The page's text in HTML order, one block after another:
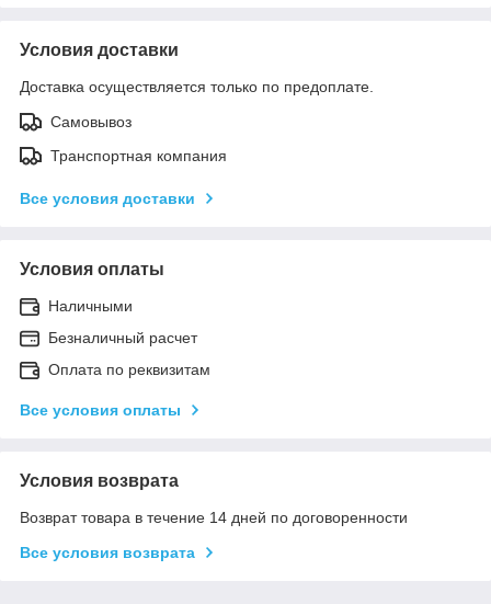
Условия доставки
Доставка осуществляется только по предоплате.
Самовывоз
Транспортная компания
Все условия доставки
Условия оплаты
Наличными
Безналичный расчет
Оплата по реквизитам
Все условия оплаты
Условия возврата
Возврат товара в течение 14 дней по договоренности
Все условия возврата